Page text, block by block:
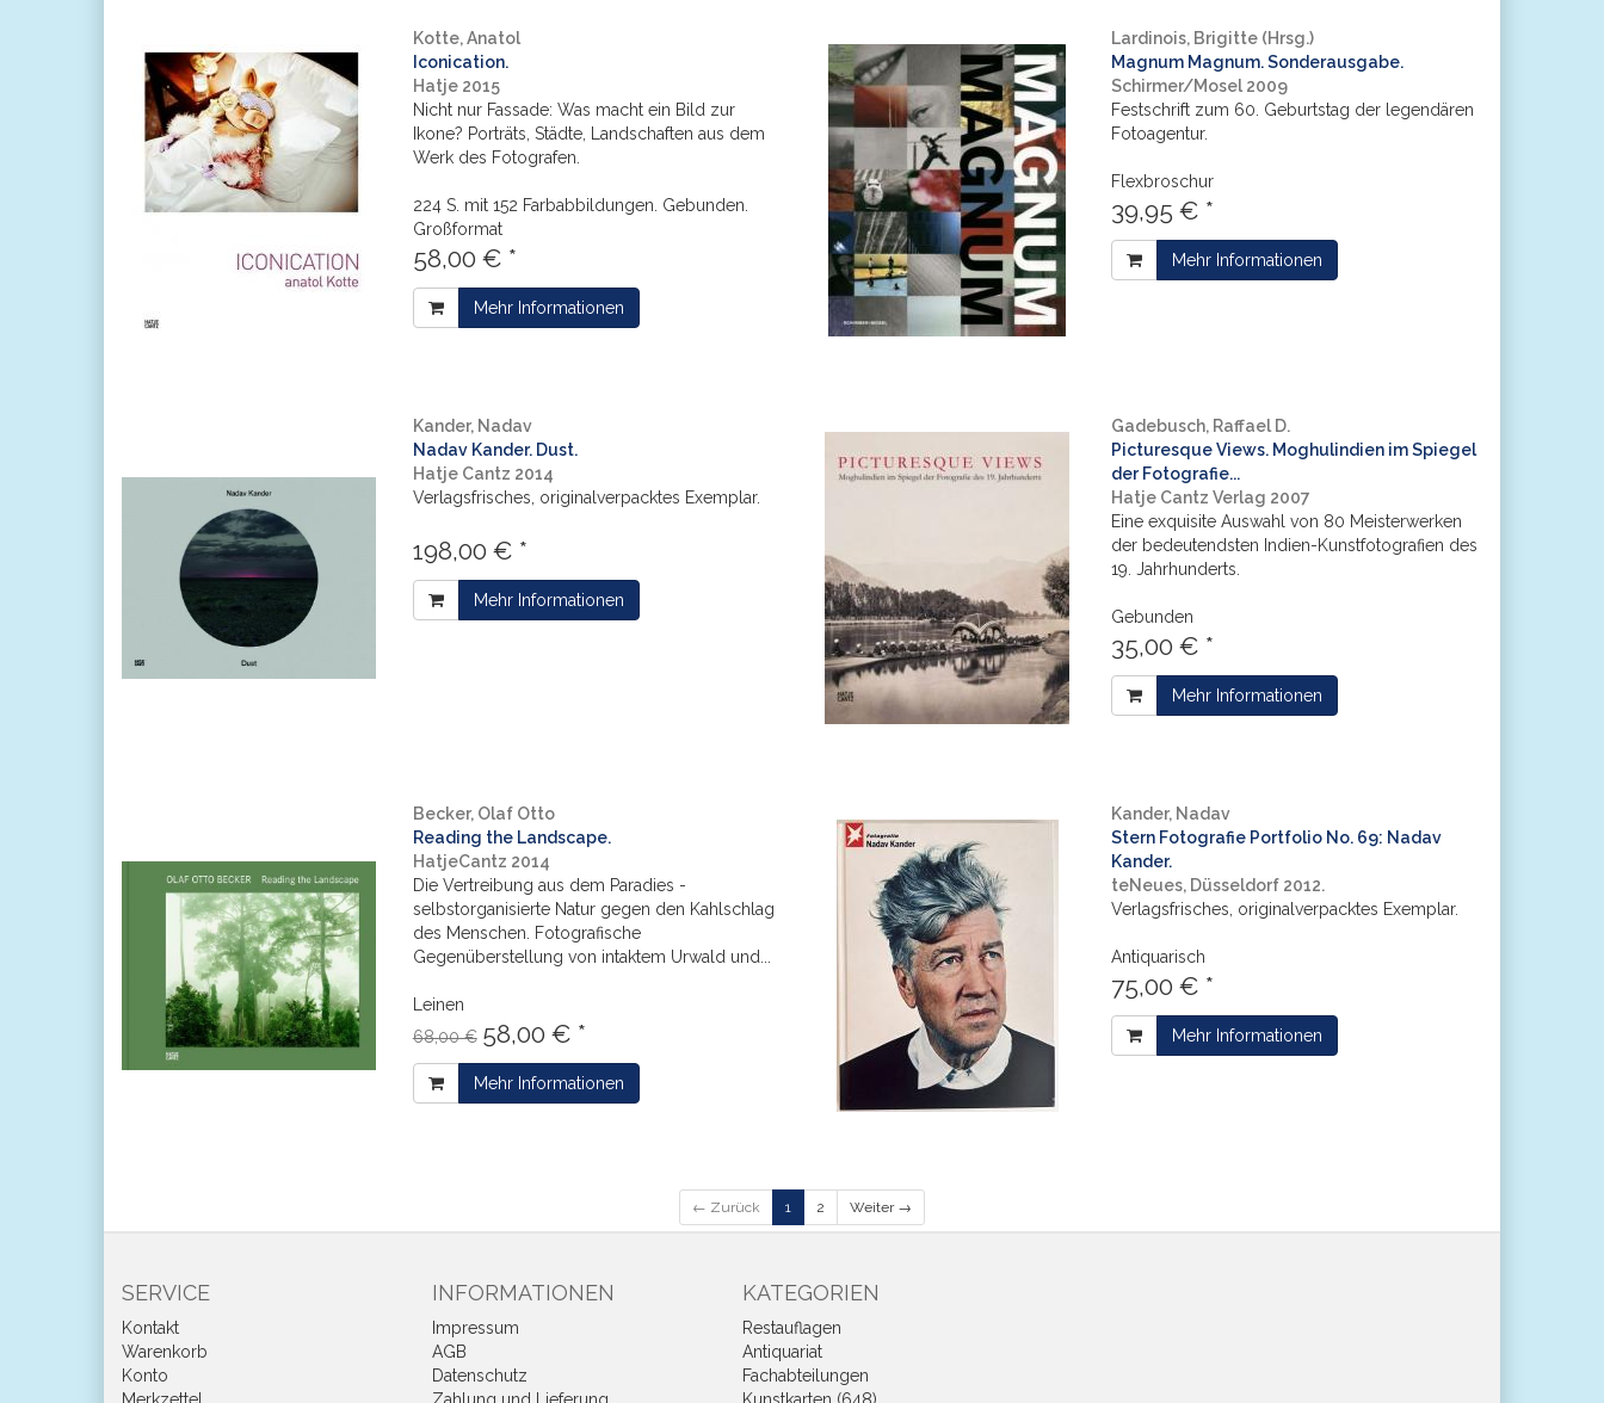
Kotte, Anatol
Iconication.
Hatje 2015
Nicht nur Fassade: Was macht ein Bild zur
Ikone? Porträts, Städte, Landschaften aus dem
Werk des Fotografen.
224 S. mit 152 Farbabbildungen. Gebunden.
Großformat
58,00 € *
Mehr Informationen
Lardinois, Brigitte (Hrsg.)
Magnum Magnum. Sonderausgabe.
Schirmer/Mosel 2009
Festschrift zum 60. Geburtstag der legendären
Fotoagentur.
Flexbroschur
39,95 € *
Mehr Informationen
Kander, Nadav
Nadav Kander. Dust.
Hatje Cantz 2014
Verlagsfrisches, originalverpacktes Exemplar.
198,00 € *
Mehr Informationen
Gadebusch, Raffael D.
Picturesque Views. Moghulindien im Spiegel
der Fotografie...
Hatje Cantz Verlag 2007
Eine exquisite Auswahl von 80 Meisterwerken
der bedeutendsten Indien-Kunstfotografien des
19. Jahrhunderts.
Gebunden
35,00 € *
Mehr Informationen
Becker, Olaf Otto
Reading the Landscape.
HatjeCantz 2014
Die Vertreibung aus dem Paradies -
selbstorganisierte Natur gegen den Kahlschlag
des Menschen. Fotografische
Gegenüberstellung von intaktem Urwald und...
Leinen
68,00 € 58,00 € *
Mehr Informationen
Kander, Nadav
Stern Fotografie Portfolio No. 69: Nadav
Kander.
teNeues, Düsseldorf 2012.
Verlagsfrisches, originalverpacktes Exemplar.
Antiquarisch
75,00 € *
Mehr Informationen
← Zurück 1 2 Weiter →
SERVICE
Kontakt
Warenkorb
Konto
INFORMATIONEN
Impressum
AGB
Datenschutz
KATEGORIEN
Restauflagen
Antiquariat
Fachabteilungen